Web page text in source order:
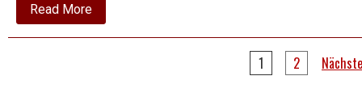
Read Moreabout
2011
Weissburgunder
1 2 Nächste